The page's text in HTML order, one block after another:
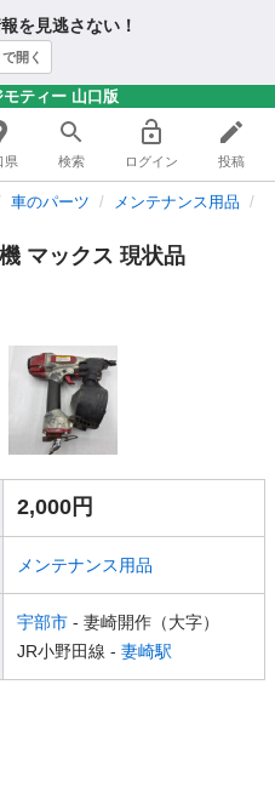
を見逃さない！
開く
ティー 山口版
県 検索 ログイン 投稿
車のパーツ メンテナンス用品
マックス 現状品
2,000円
メンテナンス用品
宇部市 - 妻崎開作（大字）
JR小野田線 - 妻崎駅